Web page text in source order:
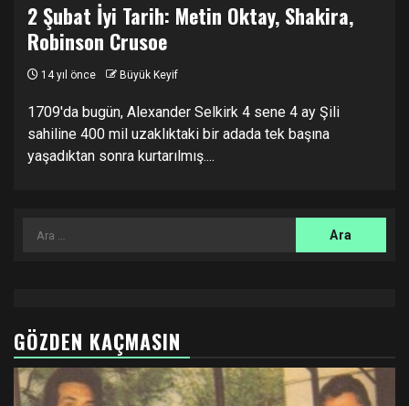
2 Şubat İyi Tarih: Metin Oktay, Shakira,
Robinson Crusoe
14 yıl önce Büyük Keyif
1709'da bugün, Alexander Selkirk 4 sene 4 ay Şili
sahiline 400 mil uzaklıktaki bir adada tek başına
yaşadıktan sonra kurtarılmış....
Arama:
GÖZDEN KAÇMASIN